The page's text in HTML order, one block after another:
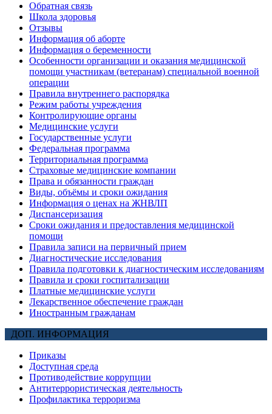
Обратная связь
Школа здоровья
Отзывы
Информация об аборте
Информация о беременности
Особенности организации и оказания медицинской
помощи участникам (ветеранам) специальной военной
операции
Правила внутреннего распорядка
Режим работы учреждения
Контролирующие органы
Медицинские услуги
Государственные услуги
Федеральная программа
Территориальная программа
Страховые медицинские компании
Права и обязанности граждан
Виды, объёмы и сроки ожидания
Информация о ценах на ЖНВЛП
Диспансеризация
Сроки ожидания и предоставления медицинской
помощи
Правила записи на первичный прием
Диагностические исследования
Правила подготовки к диагностическим исследованиям
Правила и сроки госпитализации
Платные медицинские услуги
Лекарственное обеспечение граждан
Иностранным гражданам
ДОП. ИНФОРМАЦИЯ
Приказы
Доступная среда
Противодействие коррупции
Антитеррористическая деятельность
Профилактика терроризма